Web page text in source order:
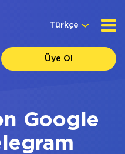
Türkçe
Üye Ol
Google